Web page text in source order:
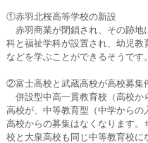
①赤羽北桜高等学校の新設
赤羽商業が閉鎖され、その跡地
科と福祉学科が設置され、幼児
などを学ぶことができるそうです。
②富士高校と武蔵高校が高校募集
併設型中高一貫教育校（高校か
高校が、中等教育型（中学からの
高校からの募集はなくなります
校と大泉高校も同じ中等教育校